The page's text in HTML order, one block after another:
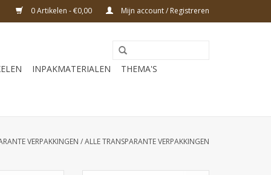
0 Artikelen - €0,00 Mijn account / Registreren
INPAKMATERIALEN
THEMA'S
VERPAKKINGEN /ALLE TRANSPARANTE VERPAKKINGEN